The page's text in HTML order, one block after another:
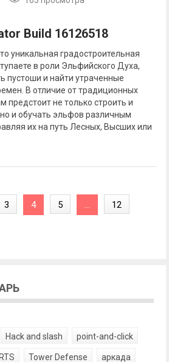
Build 16126518
уникальная градостроительная
в роли Эльфийского Духа,
пустоши и найти утраченные
В отличие от традиционных
предстоит не только строить и
и обучать эльфов различным
их на путь Лесных, Высших или
3 4 5 ... 12
Hack and slash point-and-click
RTS Tower Defense аркада